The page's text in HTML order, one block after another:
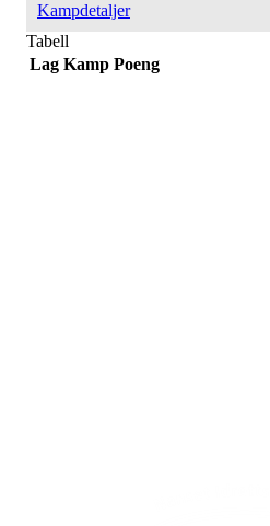
Kampdetaljer
Tabell
Lag Kamp Poeng